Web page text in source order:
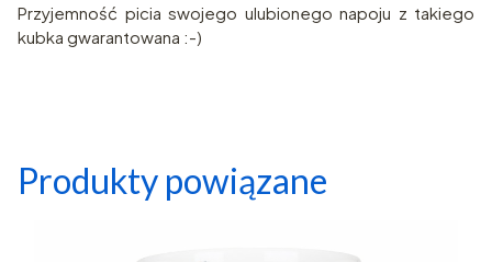
Przyjemność picia swojego ulubionego napoju z takiego
kubka gwarantowana :-)
Produkty powiązane